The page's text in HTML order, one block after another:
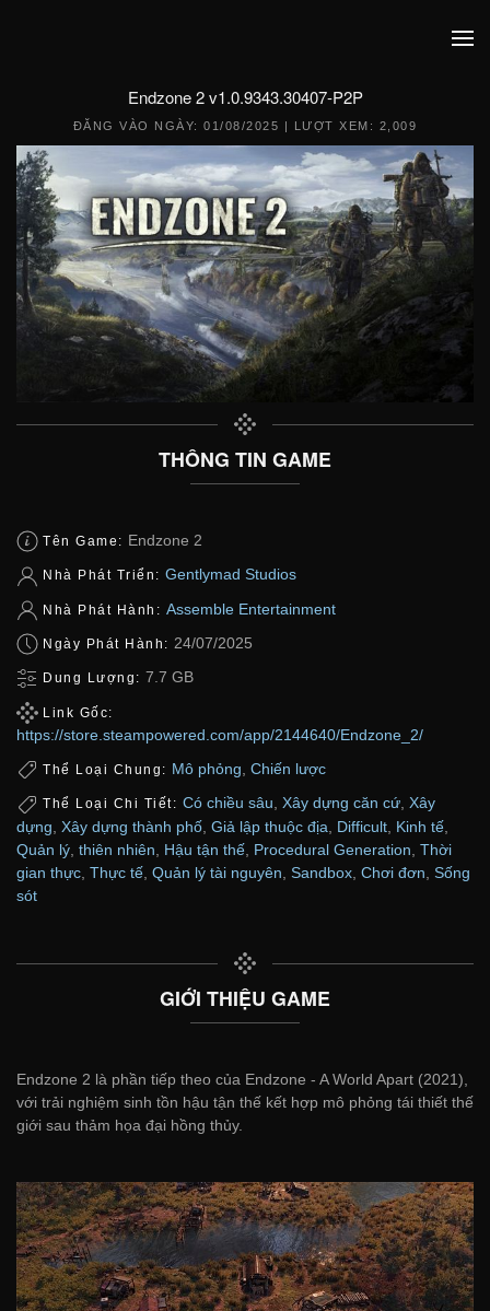
Endzone 2 v1.0.9343.30407-P2P
ĐĂNG VÀO NGÀY:01/08/2025 | LƯỢT XEM: 2,009
THÔNG TIN GAME
Tên Game: Endzone 2
Nhà Phát Triển: Gentlymad Studios
Nhà Phát Hành: Assemble Entertainment
Ngày Phát Hành: 24/07/2025
Dung Lượng: 7.7 GB
Link Gốc:
https://store.steampowered.com/app/2144640/Endzone_2/
Thể Loại Chung: Mô phỏng Chiến lược
Thể Loại Chi Tiết: Có chiều sâu, Xây dựng căn cứ, Xây
dựng Xây dựng thành phố Giả lập thuộc địa Difficult Kinh tế
Quản lý thiên nhiên Hậu tận thế Procedural Generation Thời
gian thực Thực tế Quản lý tài nguyên Sandbox Chơi đơn Sống
sót
GIỚI THIỆU GAME
Endzone 2 là phần tiếp theo của Endzone - A World Apart (2021),
với trải nghiệm sinh tồn hậu tận thế kết hợp mô phỏng tái thiết thế
giới sau thảm họa đại hồng thủy.